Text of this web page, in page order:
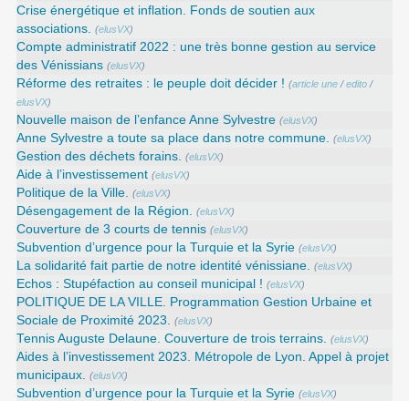
Crise énergétique et inflation. Fonds de soutien aux
associations.
(elusVX)
Compte administratif 2022 : une très bonne gestion au service
des Vénissians (elusVX)
Réforme des retraites : le peuple doit décider ! (article une /edito /
elusVX)
Nouvelle maison de l’enfance Anne Sylvestre (elusVX)
Anne Sylvestre a toute sa place dans notre commune. (elusVX)
Gestion des déchets forains. (elusVX)
Aide à l’investissement (elusVX)
Politique de la Ville. (elusVX)
Désengagement de la Région. (elusVX)
Couverture de 3 courts de tennis (elusVX)
Subvention d’urgence pour la Turquie et la Syrie (elusVX)
La solidarité fait partie de notre identité vénissiane. (elusVX)
Echos : Stupéfaction au conseil municipal ! (elusVX)
POLITIQUE DE LA VILLE. Programmation Gestion Urbaine et
Sociale de Proximité 2023.
(elusVX)
Tennis Auguste Delaune. Couverture de trois terrains. (elusVX)
Aides à l’investissement 2023. Métropole de Lyon. Appel à projet
municipaux.
(elusVX)
Subvention d’urgence pour la Turquie et la Syrie (elusVX)